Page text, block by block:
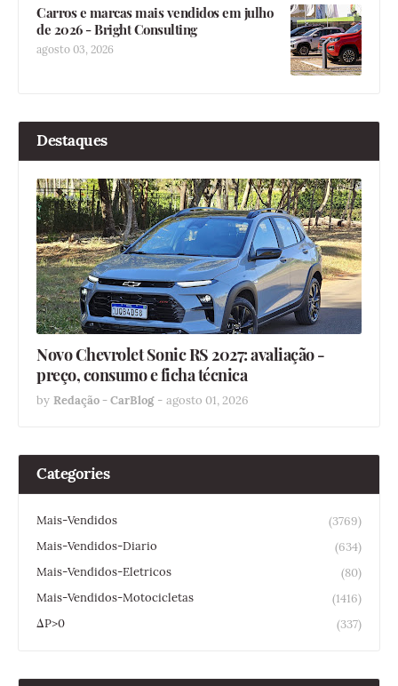
Carros e marcas mais vendidos em julho
de 2026 - Bright Consulting
agosto 03, 2026
Destaques
Novo Chevrolet Sonic RS 2027: avaliação -
preço, consumo e ficha técnica
by Redação - CarBlog - agosto 01, 2026
Categories
Mais-Vendidos
(3769)
Mais-Vendidos-Diario
(634)
Mais-Vendidos-Eletricos
(80)
Mais-Vendidos-Motocicletas
(1416)
ΔP>0
(337)